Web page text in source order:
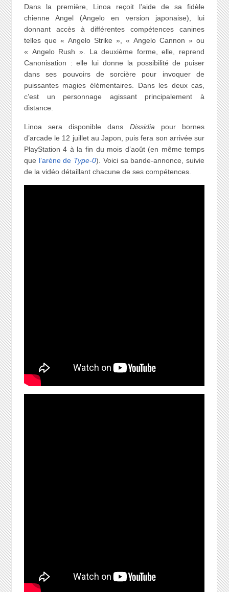
Dans la première, Linoa reçoit l’aide de sa fidèle
chienne Angel (Angelo en version japonaise), lui
donnant accès à différentes compétences canines
telles que « Angelo Strike », « Angelo Cannon » ou
« Angelo Rush ». La deuxième forme, elle, reprend
Canonisation : elle lui donne la possibilité de puiser
dans ses pouvoirs de sorcière pour invoquer de
puissantes magies élémentaires. Dans les deux cas,
c’est un personnage agissant principalement à
distance.
Linoa sera disponible dans Dissidia pour bornes
d’arcade le 12 juillet au Japon, puis fera son arrivée sur
PlayStation 4 à la fin du mois d’août (en même temps
que l’arène de Type-0). Voici sa bande-annonce, suivie
de la vidéo détaillant chacune de ses compétences.